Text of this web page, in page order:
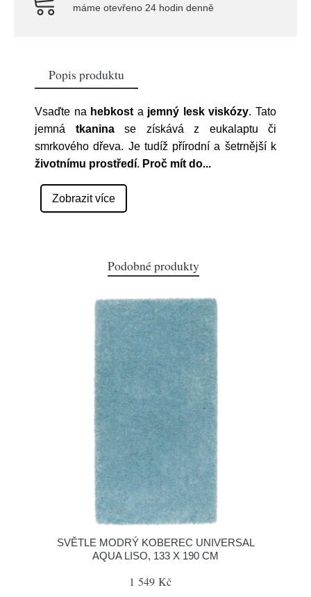
máme otevřeno 24 hodin denně
Popis produktu
Vsaďte na hebkost a jemný lesk viskózy. Tato
jemná tkaninase získává z eukalaptu či
smrkového dřeva. Je tudíž přírodní a šetrnější k
životnímu prostředí. Proč mít do...
Zobrazit více
Podobné produkty
SVĚTLE MODRÝ KOBEREC UNIVERSAL
AQUA LISO, 133 X 190 CM
1 549 Kč